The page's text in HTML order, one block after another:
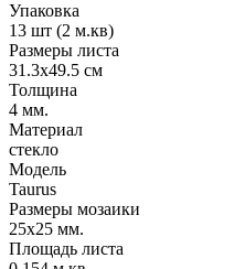
Упаковка
13 шт (2 м.кв)
Размеры листа
31.3х49.5 см
Толщина
4 мм.
Материал
стекло
Модель
Taurus
Размеры мозаики
25х25 мм.
Площадь листа